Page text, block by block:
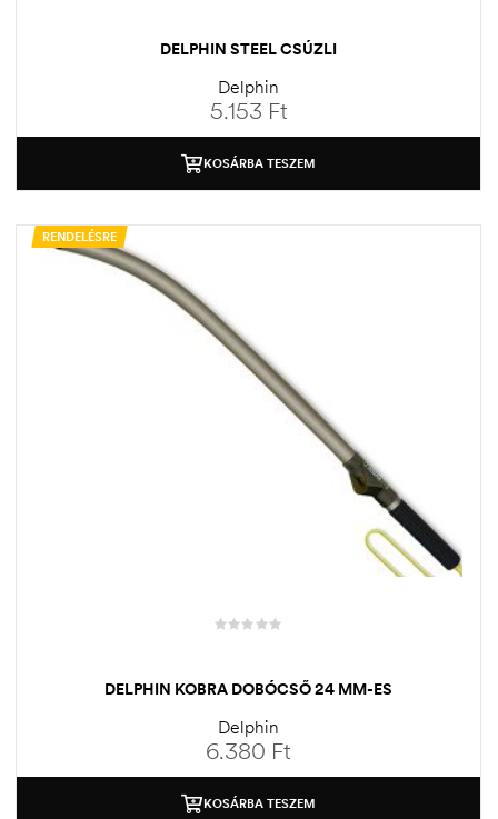
DELPHIN STEEL CSÚZLI
Delphin
5.153 Ft
KOSÁRBA TESZEM
RENDELÉSRE
DELPHIN KOBRA DOBÓCSŐ 24 MM-ES
Delphin
6.380 Ft
KOSÁRBA TESZEM